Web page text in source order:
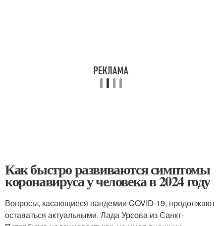
Как быстро развиваются симптомы
коронавируса у человека в 2024 году
Вопросы, касающиеся пандемии COVID-19, продолжают
оставаться актуальными. Лада Урсова из Санкт-